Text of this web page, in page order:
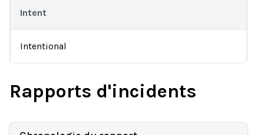
Intent
Intentional
Rapports d'incidents